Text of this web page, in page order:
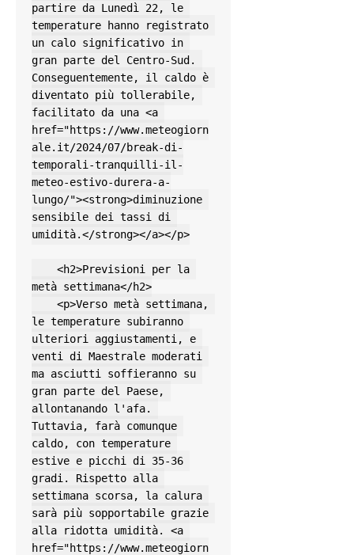
partire da Lunedì 22, le
temperature hanno registrato
un calo significativo in
gran parte del Centro-Sud.
Conseguentemente, il caldo è
diventato più tollerabile,
facilitato da una <a
href="https://www.meteogiorn
ale.it/2024/07/break-di-
temporali-tranquilli-il-
meteo-estivo-durera-a-
lungo/"><strong>diminuzione
sensibile dei tassi di
umidità.</strong></a></p>
metà settimana</h2>
le temperature subiranno
ulteriori aggiustamenti, e
venti di Maestrale moderati
ma asciutti soffieranno su
gran parte del Paese,
allontanando l'afa.
Tuttavia, farà comunque
caldo, con temperature
estive e picchi di 35-36
gradi. Rispetto alla
settimana scorsa, la calura
sarà più sopportabile grazie
alla ridotta umidità. <a
href="https://www.meteogiorn